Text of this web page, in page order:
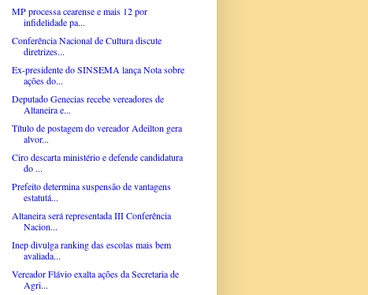
MP processa cearense e mais 12 por
infidelidade pa...
Conferência Nacional de Cultura discute
diretrizes...
Ex-presidente do SINSEMA lança Nota sobre
ações do...
Deputado Genecias recebe vereadores de
Altaneira e...
Título de postagem do vereador Adeilton gera
alvor...
Ciro descarta ministério e defende candidatura
do ...
Prefeito determina suspensão de vantagens
estatutá...
Altaneira será representada III Conferência
Nacion...
Inep divulga ranking das escolas mais bem
avaliada...
Vereador Flávio exalta ações da Secretaria de
Agri...